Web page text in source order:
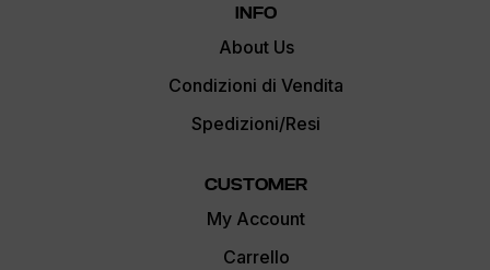
INFO
About Us
Condizioni di Vendita
Spedizioni/Resi
CUSTOMER
My Account
Carrello